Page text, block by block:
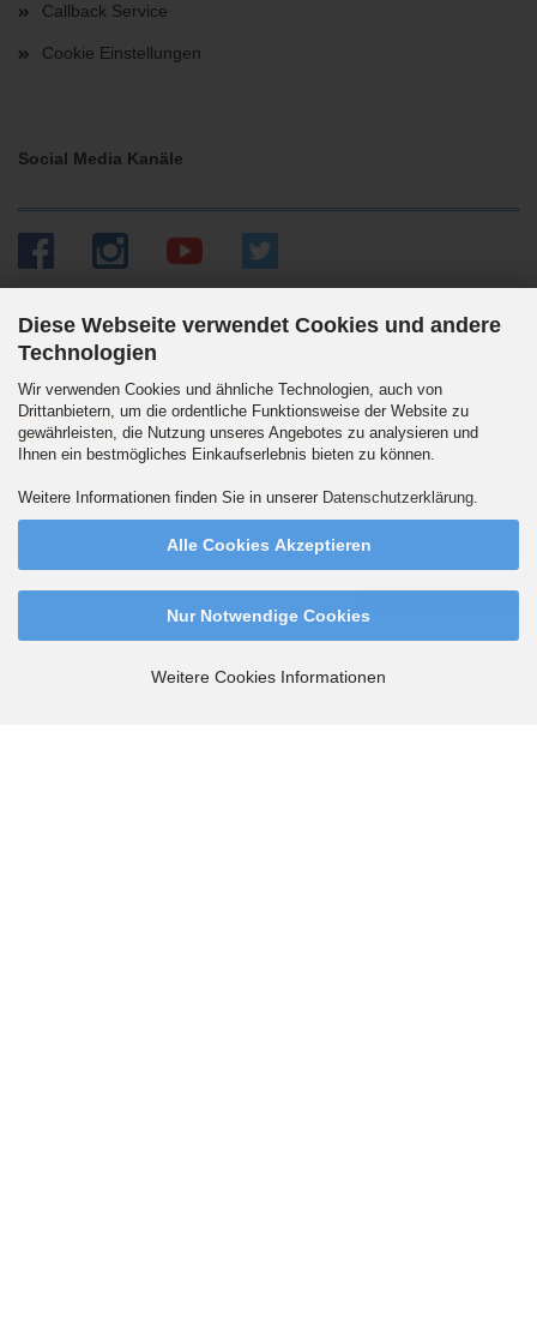
Diese Webseite verwendet Cookies und andere
Technologien
Wir verwenden Cookies und ähnliche Technologien, auch von
Drittanbietern, um die ordentliche Funktionsweise der Website zu
gewährleisten, die Nutzung unseres Angebotes zu analysieren und
Ihnen ein bestmögliches Einkaufserlebnis bieten zu können.
Weitere Informationen finden Sie in unserer Datenschutzerklärung
Alle Cookies Akzeptieren
Nur Notwendige Cookies
Weitere Cookies Informationen
Callback Service
Cookie Einstellungen
Social Media Kanäle
Versandpartner
Wir versenden auch an Packstationen. DHL Standard 5.90 Euro innerhalb
Vertrag widerrufen